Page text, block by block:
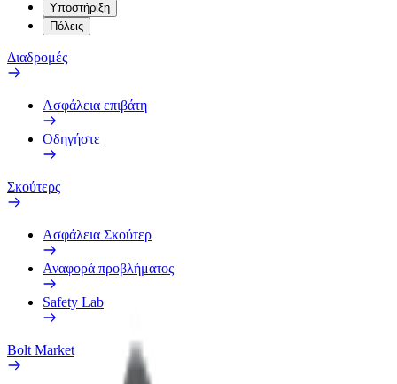
Υποστήριξη
Πόλεις
Διαδρομές
Ασφάλεια επιβάτη
Οδηγήστε
Σκούτερς
Ασφάλεια Σκούτερ
Αναφορά προβλήματος
Safety Lab
Bolt Market